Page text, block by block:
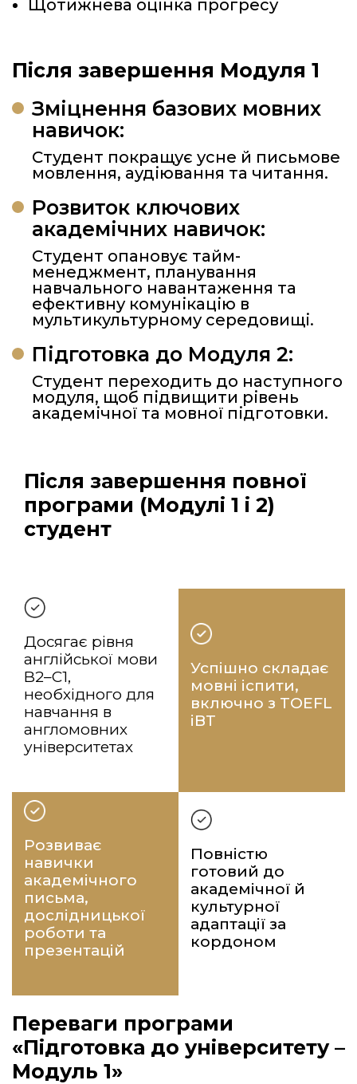
Щотижнева оцінка прогресу
Після завершення Модуля 1
Зміцнення базових мовних
навичок:
Студент покращує усне й письмове
мовлення, аудіювання та читання.
Розвиток ключових
академічних навичок:
Студент опановує тайм-
менеджмент, планування
навчального навантаження та
ефективну комунікацію в
мультикультурному середовищі.
Підготовка до Модуля 2:
Студент переходить до наступного
модуля, щоб підвищити рівень
академічної та мовної підготовки.
Після завершення повної
програми (Модулі 1 і 2)
студент
Досягає рівня
англійської мови
B2–C1,
необхідного для
навчання в
англомовних
університетах
Успішно складає
мовні іспити,
включно з TOEFL
iBT
Розвиває
навички
академічного
письма,
дослідницької
роботи та
презентацій
Повністю
готовий до
академічної й
культурної
адаптації за
кордоном
Переваги програми
«Підготовка до університету –
Модуль 1»